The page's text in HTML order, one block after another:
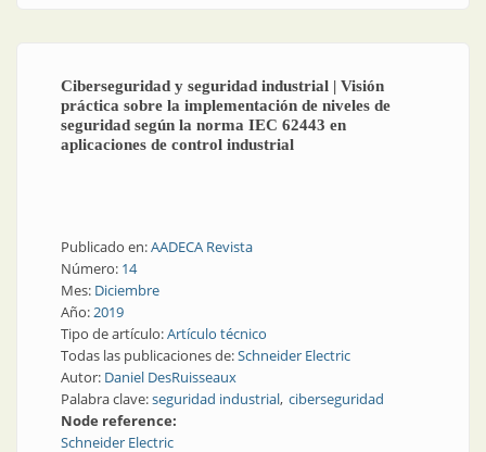
Ciberseguridad y seguridad industrial | Visión
práctica sobre la implementación de niveles de
seguridad según la norma IEC 62443 en
aplicaciones de control industrial
Publicado en:AADECA Revista
Número: 14
Mes: Diciembre
Año:2019
Tipo de artículo:Artículo técnico
Todas las publicaciones de:Schneider Electric
Autor: Daniel DesRuisseaux
Palabra clave:seguridad industrial ciberseguridad
Node reference:
Schneider Electric